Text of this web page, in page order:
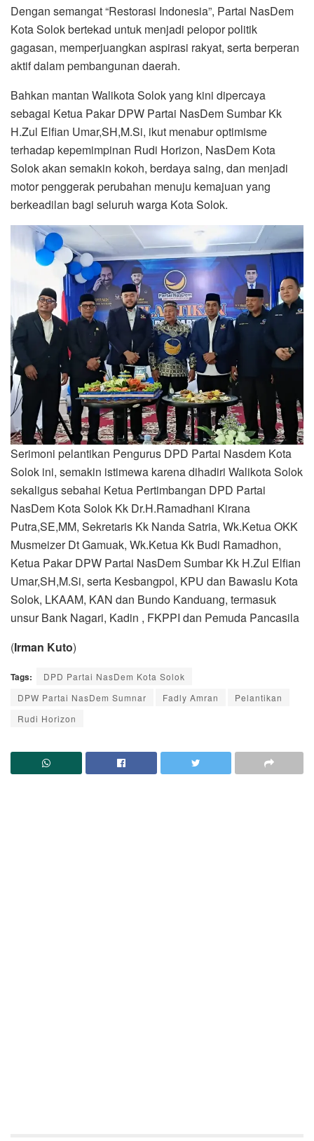
Dengan semangat “Restorasi Indonesia”, Partai NasDem
Kota Solok bertekad untuk menjadi pelopor politik
gagasan, memperjuangkan aspirasi rakyat, serta berperan
aktif dalam pembangunan daerah.
Bahkan mantan Walikota Solok yang kini dipercaya
sebagai Ketua Pakar DPW Partai NasDem Sumbar Kk
H.Zul Elfian Umar,SH,M.Si, ikut menabur optimisme
terhadap kepemimpinan Rudi Horizon, NasDem Kota
Solok akan semakin kokoh, berdaya saing, dan menjadi
motor penggerak perubahan menuju kemajuan yang
berkeadilan bagi seluruh warga Kota Solok.
Serimoni pelantikan Pengurus DPD Partai Nasdem Kota
Solok ini, semakin istimewa karena dihadiri Walikota Solok
sekaligus sebahai Ketua Pertimbangan DPD Partai
NasDem Kota Solok Kk Dr.H.Ramadhani Kirana
Putra,SE,MM, Sekretaris Kk Nanda Satria, Wk.Ketua OKK
Musmeizer Dt Gamuak, Wk.Ketua Kk Budi Ramadhon,
Ketua Pakar DPW Partai NasDem Sumbar Kk H.Zul Elfian
Umar,SH,M.Si, serta Kesbangpol, KPU dan Bawaslu Kota
Solok, LKAAM, KAN dan Bundo Kanduang, termasuk
unsur Bank Nagari, Kadin , FKPPI dan Pemuda Pancasila
(Irman Kuto)
Tags:
DPD Partai NasDem Kota Solok
DPW Partai NasDem Sumnar
Fadly Amran
Pelantikan
Rudi Horizon